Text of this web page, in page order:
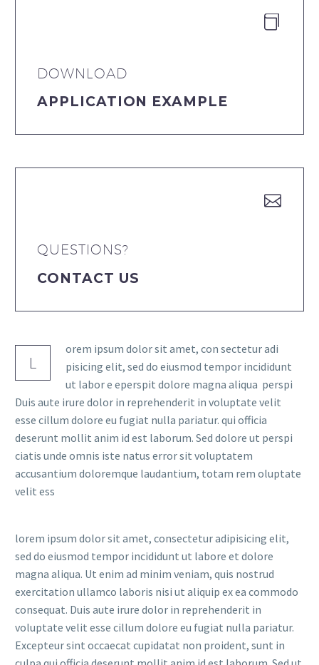


DOWNLOAD
APPLICATION EXAMPLE


QUESTIONS?
CONTACT US
L
orem ipsum dolor sit amet, con sectetur adi
pisicing elit, sed do eiusmod tempor incididunt
ut labor e eperspit dolore magna aliqua perspi
Duis aute irure dolor in reprehenderit in voluptate velit
esse cillum dolore eu fugiat nulla pariatur. qui officia
deserunt mollit anim id est laborum. Sed dolore ut perspi
ciatis unde omnis iste natus error sit voluptatem
accusantium doloremque laudantium, totam rem oluptate
velit ess
lorem ipsum dolor sit amet, consectetur adipisicing elit,
sed do eiusmod tempor incididunt ut labore et dolore
magna aliqua. Ut enim ad minim veniam, quis nostrud
exercitation ullamco laboris nisi ut aliquip ex ea commodo
consequat. Duis aute irure dolor in reprehenderit in
voluptate velit esse cillum dolore eu fugiat nulla pariatur.
Excepteur sint occaecat cupidatat non proident, sunt in